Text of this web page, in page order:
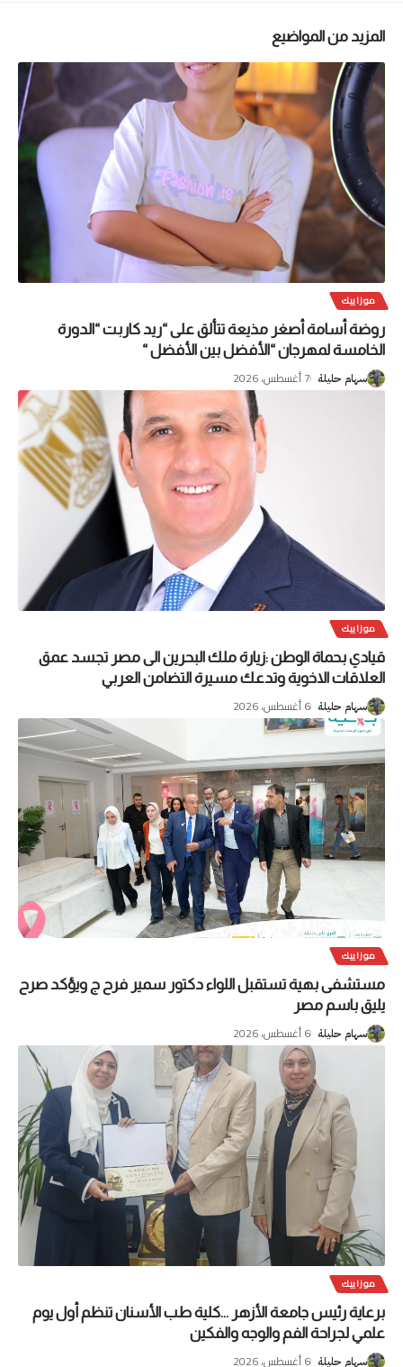
المزيد من المواضيع
موزاييك
روضة أسامة أصغر مذيعة تتألق على “ريد كاربت “الدورة
الخامسة لمهرجان “الأفضل بين الأفضل “
سهام حليلة 7 أغسطس، 2026
موزاييك
قيادي بحماة الوطن :زيارة ملك البحرين الى مصر تجسد عمق
العلاقات الاخوية وتدعك مسيرة التضامن العربي
سهام حليلة 6 أغسطس، 2026
موزاييك
مستشفى بهية تستقبل اللواء دكتور سمير فرح ج ويؤكد صرح
يليق باسم مصر
سهام حليلة 6 أغسطس، 2026
موزاييك
برعاية رئيس جامعة الأزهر …كلية طب الأسنان تنظم أول يوم
علمي لجراحة الفم والوجه والفكين
سهام حليلة 6 أغسطس، 2026